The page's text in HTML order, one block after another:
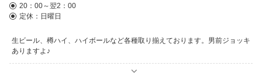
20：00～翌2：00
定休：日曜日
生ビール、樽ハイ、ハイボールなど各種取り揃えております。男前ジョッキ
ありますよ♪